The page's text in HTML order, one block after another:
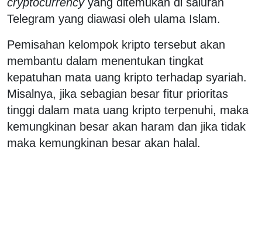
Telegram yang diawasi oleh ulama Islam.
Pemisahan kelompok kripto tersebut akan
membantu dalam menentukan tingkat
kepatuhan mata uang kripto terhadap syariah.
Misalnya, jika sebagian besar fitur prioritas
tinggi dalam mata uang kripto terpenuhi, maka
kemungkinan besar akan haram dan jika tidak
maka kemungkinan besar akan halal.